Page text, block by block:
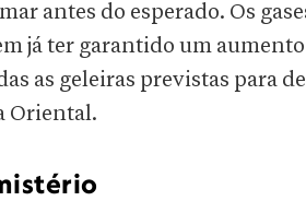
antes do esperado. Os
já ter garantido um
as geleiras previstas para
Oriental.